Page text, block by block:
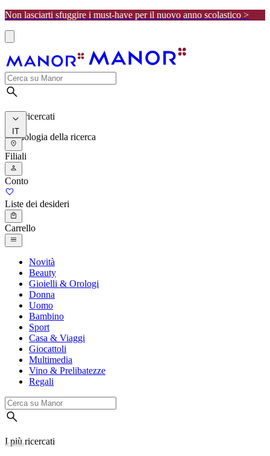
Non lasciarti sfuggire i must-have per il nuovo anno scolastico >
I più ricercati
Cronologia della ricerca
IT
Filiali
Conto
Liste dei desideri
Carrello
Novità
Beauty
Gioielli & Orologi
Donna
Uomo
Bambino
Sport
Casa & Viaggi
Giocattoli
Multimedia
Vino & Prelibatezze
Regali
I più ricercati